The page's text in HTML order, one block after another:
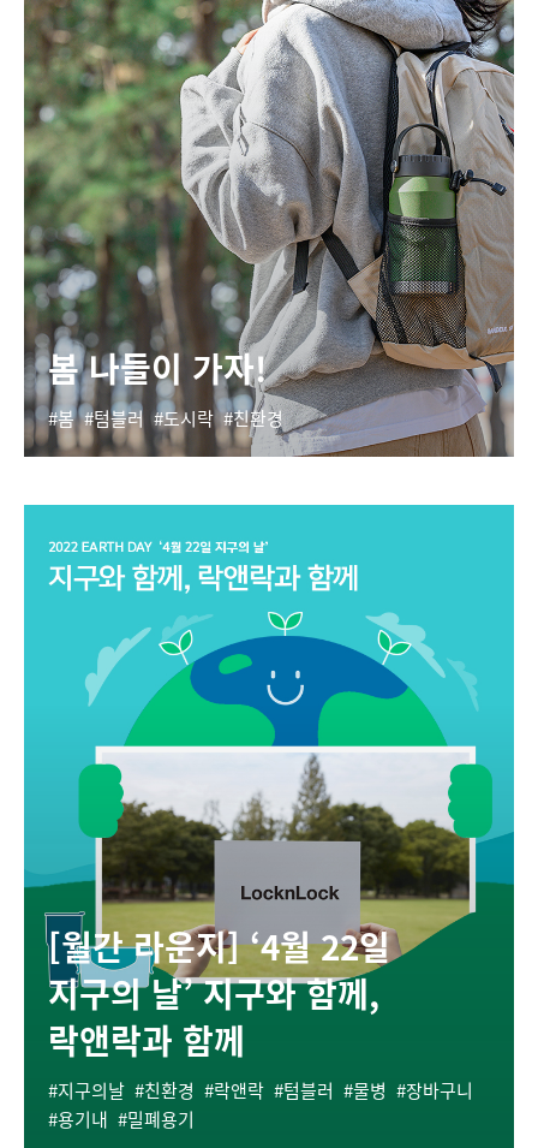
봄 나들이 가자!
봄 텀블러 도시락 친환경
[월간 라운지] ‘4월 22일
지구의 날’ 지구와 함께,
락앤락과 함께
지구의날 친환경 락앤락 텀블러 물병
장바구니
용기내
밀폐용기